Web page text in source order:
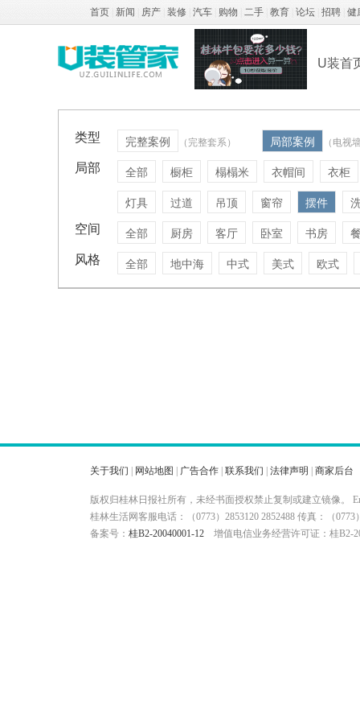
首页 新闻 房产 装修 汽车 购物 二手 教育 论坛 招聘 健
U装首
类型 完整案例 （完整套系） 局部案例 （电视
局部 全部 橱柜 榻榻米 衣帽间 衣柜
灯具
过道 吊顶 窗帘 摆件
空间 全部 厨房 客厅 卧室 书房
风格 全部 地中海 中式 美式 欧式
关于我们 网站地图 广告合作 联系我们 法律声明 商家后台
版权归桂林日报社所有，未经书面授权禁止复制或建立镜像。
桂林生活网客服电话：（0773）2853120 2852488 传真：（
备案号： 桂B2-20040001-12 增值电信业务经营许可证：桂B2-